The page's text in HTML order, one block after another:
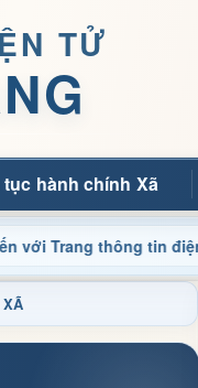
TỬ
tục hành chính Xã
thông tin điện tử xã